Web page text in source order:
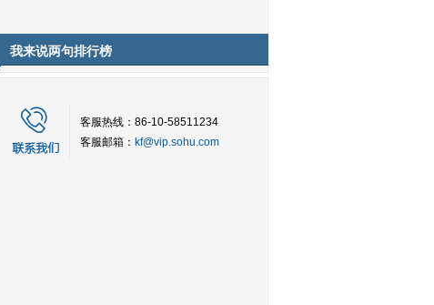
我来说两句排行榜
客服热线：86-10-58511234
客服邮箱： kf@vip.sohu.com